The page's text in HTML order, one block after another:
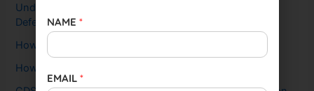
Understanding the SSB: Why It’s Crucial for Aspiring
Defense Officers and How CCDA Leads the Way
How To Crack SSB Interview in First Attempt
How To Crack NDA in First Attempt
NAME *
EMAIL *